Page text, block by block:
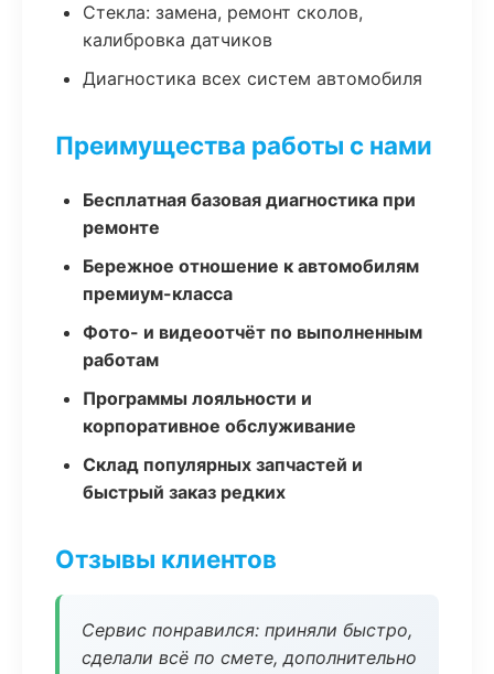
Стекла: замена, ремонт сколов,
калибровка датчиков
Диагностика всех систем автомобиля
Преимущества работы с нами
Бесплатная базовая диагностика при
ремонте
Бережное отношение к автомобилям
премиум-класса
Фото- и видеоотчёт по выполненным
работам
Программы лояльности и
корпоративное обслуживание
Склад популярных запчастей и
быстрый заказ редких
Отзывы клиентов
Сервис понравился: приняли быстро,
сделали всё по смете, дополнительно